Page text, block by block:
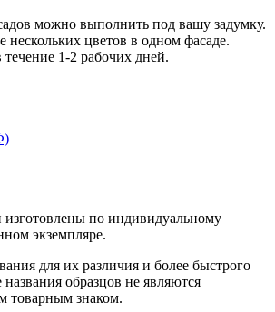
можно выполнить под вашу задумку.
нескольких цветов в одном фасаде.
течение 1-2 рабочих дней.
изготовлены по индивидуальному
экземпляре.
для их различия и более быстрого
названия образцов не являются
товарным знаком.